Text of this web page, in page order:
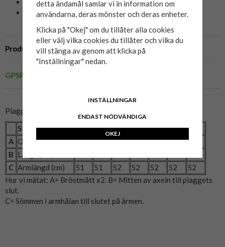
Produktbeskrivning
GPSR
Material: 80% bomull, 20% polyester
Färg: Scarab
Plaggets mått:
Storlek
2XL 3XL 4XL 5XL 6XL 7XL
8XL
A Omkrets (cm) 136 146 150 156 166 176
186
B Längd (cm)
C Armlängd (cm) 51 51 52 52 52 52
52
Hur vi mätat: A= Bröstmått x2. B= Mitten av axeln till plaggets
slut.
C= Sömmen i armhålan till slutet på ärmen.
detta ändamål samlar vi in information om
användarna, deras mönster och deras enheter.
Klicka på "Okej" om du tillåter alla cookies
eller välj vilka cookies du tillåter och vilka du
vill stänga av genom att klicka på
"Inställningar" nedan.
INSTÄLLNINGAR
ENDAST NÖDVÄNDIGA
OKEJ